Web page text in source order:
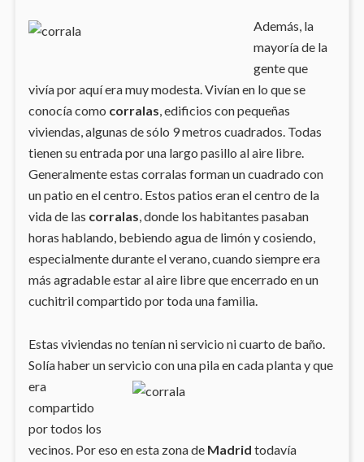
Además, la
mayoría de la
gente que
vivía por aquí era muy modesta. Vivían en lo que se
conocía como corralas, edificios con pequeñas
viviendas, algunas de sólo 9 metros cuadrados. Todas
tienen su entrada por una largo pasillo al aire libre.
Generalmente estas corralas forman un cuadrado con
un patio en el centro. Estos patios eran el centro de la
vida de las corralas, donde los habitantes pasaban
horas hablando, bebiendo agua de limón y cosiendo,
especialmente durante el verano, cuando siempre era
más agradable estar al aire libre que encerrado en un
cuchitril compartido por toda una familia.
Estas viviendas no tenían ni servicio ni cuarto de baño.
Solía haber un servicio con unapila en cada planta y que
era
compartido
por todos los
vecinos. Por eso en esta zona de Madrid todavía